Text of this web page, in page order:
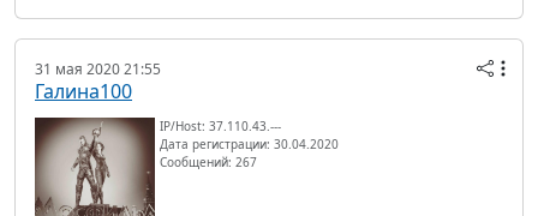
31 мая 2020 21:55
Галина100
IP/Host: 37.110.43.---
Дата регистрации: 30.04.2020
Сообщений: 267